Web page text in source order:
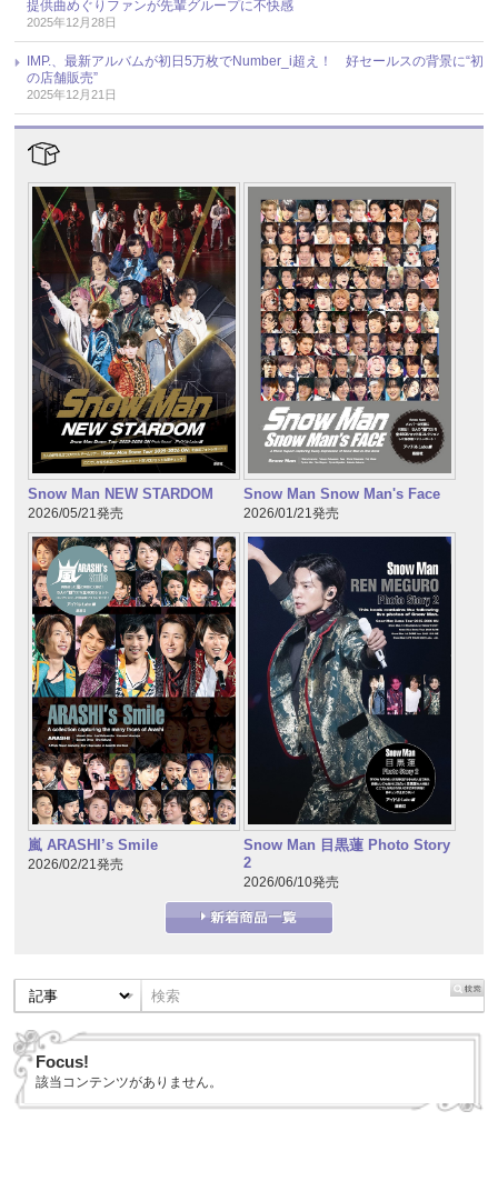
提供曲めぐりファンが先輩グループに不快感
2025年12月28日
IMP.、最新アルバムが初日5万枚でNumber_i超え！ 好セールスの背景に“初
の店舗販売”
2025年12月21日
Snow Man NEW STARDOM
2026/05/21発売
Snow Man Snow Man's Face
2026/01/21発売
嵐 ARASHI’s Smile
2026/02/21発売
Snow Man 目黒蓮 Photo Story
2
2026/06/10発売
Focus!
該当コンテンツがありません。